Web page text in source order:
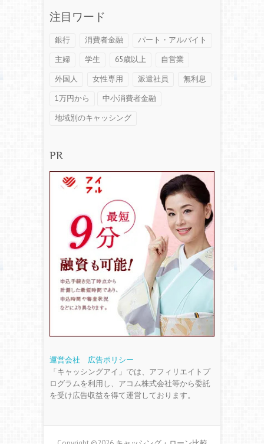
注目ワード
銀行 消費者金融
パート・アルバイト
主婦
学生 65歳以上
自営業
外国人
女性専用 派遣社員
無利息
1万円から
中小消費者金融
地域別のキャッシング
PR
運営会社
広告ポリシー
「キャッシングアイ」では、アフィリエイトプ
ログラムを利用し、アコム株式会社等から委託
を受け広告収益を得て運営しております。